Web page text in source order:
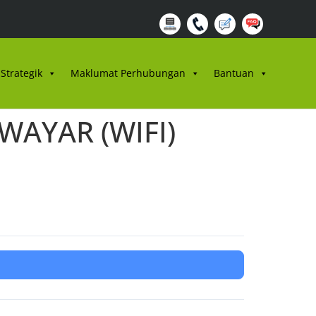
Maklumat Perhubungan Bantuan
(WIFI)